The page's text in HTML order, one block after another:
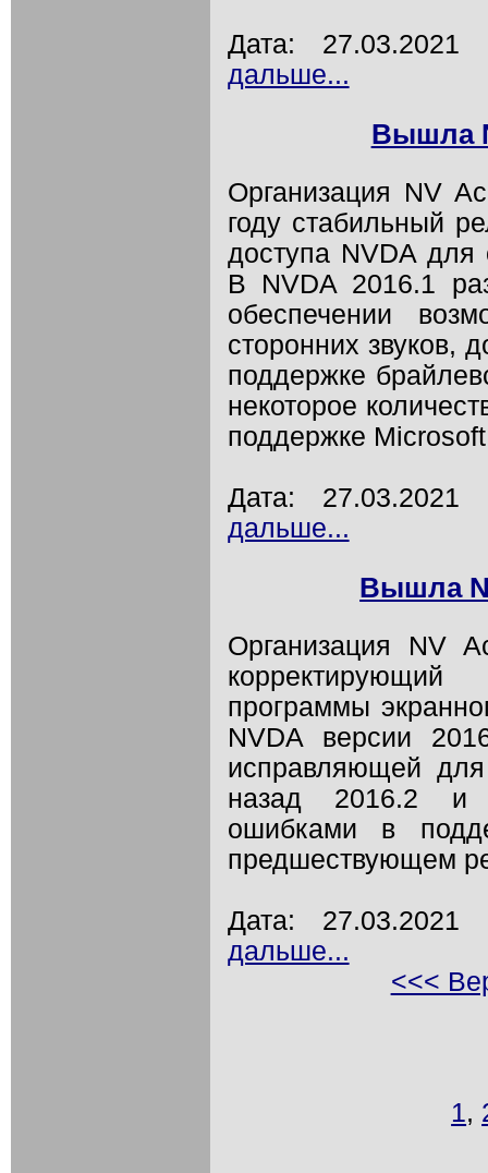
Дата:
дальше...
Вышла
Организация NV
году стабильный
доступа NVDA
В NVDA 2016.1
обеспечении
сторонних звуков,
поддержке
некоторое
поддержке
Дата:
дальше...
Вышла
Организация NV
программы
NVDA версии
исправляющей
назад 2016.2 и
ошибками в
предшествующем
Дата:
дальше...
<<<
1,